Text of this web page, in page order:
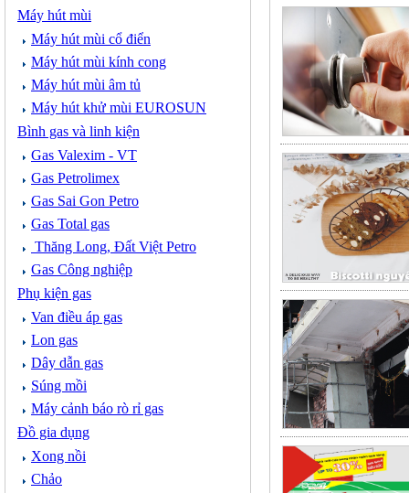
Máy hút mùi
Máy hút mùi cổ điển
Máy hút mùi kính cong
Máy hút mùi âm tủ
Máy hút khử mùi EUROSUN
Bình gas và linh kiện
Gas Valexim - VT
Gas Petrolimex
Gas Sai Gon Petro
Gas Total gas
Thăng Long, Đất Việt Petro
Gas Công nghiệp
Phụ kiện gas
Van điều áp gas
Lon gas
Dây dẫn gas
Súng mồi
Máy cảnh báo rò rỉ gas
Đồ gia dụng
Xong nồi
Chảo